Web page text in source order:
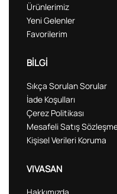
Ürünlerimiz
Yeni Gelenler
Favorilerim
BİLGİ
Sıkça Sorulan Sorular
İade Koşulları
Çerez Politikası
Mesafeli Satış
Kişisel Verileri Koruma
VIVASAN
Hakkımızda